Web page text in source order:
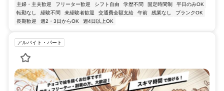
主婦・主夫歓迎 フリーター歓迎 シフト自由 学歴不問 固定時間制
平日のみOK
転勤なし
経験不問 未経験者歓迎 交通費全額支給 午前 残業なし
ブランクOK
長期歓迎
週2・3日からOK 週4日以上OK
アルバイト・パート